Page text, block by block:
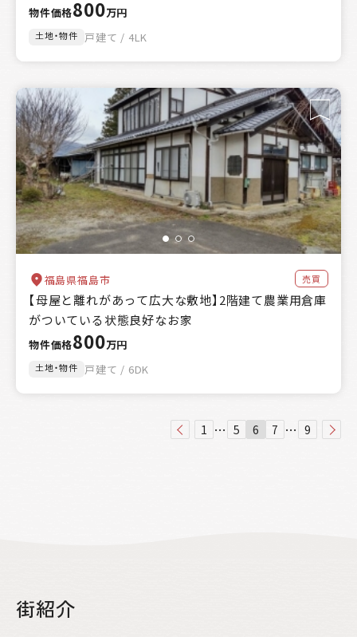
物件価格800万円
土地・物件 戸建て / 4LK
福島県福島市 売買
【母屋と離れがあって広大な敷地】2階建て農業用倉庫
がついている状態良好なお家
物件価格800万円
土地・物件 戸建て / 6DK
1 … 5 6 7 … 9
街紹介